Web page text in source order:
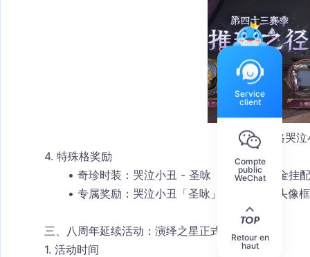
第五人格哭
4. 特殊格奖励
奇珍时装： 哭泣小丑 - 圣咏 （与排位珍宝金挂
专属奖励：哭泣小丑「圣咏」主题头像、头像
三、八周年延续活动：演绎之星正式开启
1. 活动时间
Service
client
Compte
public
WeChat
Retour en
haut